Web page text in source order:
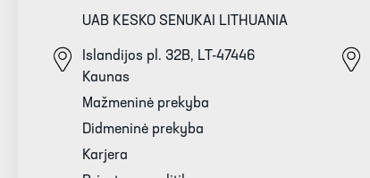
UAB KESKO SENUKAI LITHUANIA
Islandijos pl. 32B, LT-47446
Kaunas
Mažmeninė prekyba
Didmeninė prekyba
Karjera